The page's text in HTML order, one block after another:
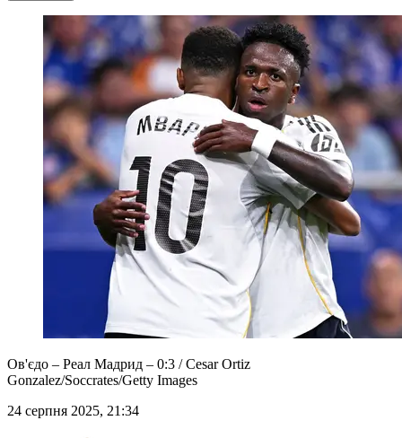
Ов'єдо – Реал Мадрид – 0:3 / Cesar Ortiz
Gonzalez/Soccrates/Getty Images
24 серпня 2025, 21:34